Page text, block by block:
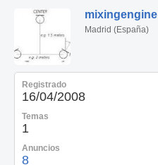
mixingengine
Madrid (España)
Registrado
16/04/2008
Temas
1
Anuncios
8